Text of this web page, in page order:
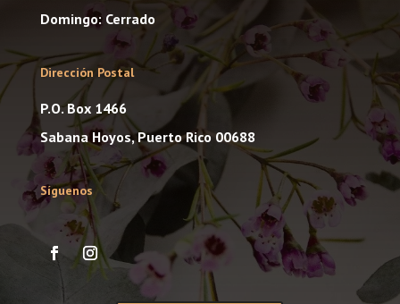
Domingo: Cerrado
Dirección Postal
P.O. Box 1466
Sabana Hoyos, Puerto Rico 00688
Síguenos